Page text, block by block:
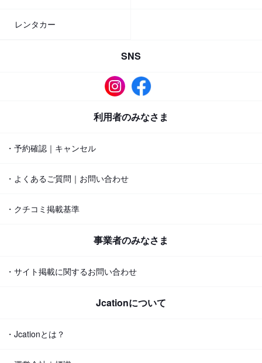
レンタカー
SNS
利用者のみなさま
・予約確認｜キャンセル
・よくあるご質問｜お問い合わせ
・クチコミ掲載基準
事業者のみなさま
・サイト掲載に関するお問い合わせ
Jcationについて
・Jcationとは？